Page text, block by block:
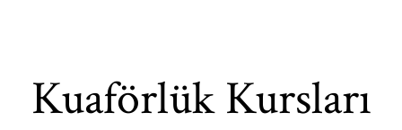
Kuaförlük Kursları